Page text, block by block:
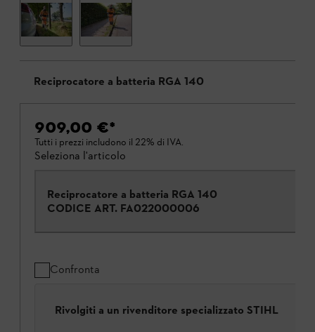
Reciprocatore a batteria RGA 140
909,00 €*
Tutti i prezzi includono il 22% di IVA.
Seleziona l'articolo
Reciprocatore a batteria RGA 140
CODICE ART. FA022000006
Confronta
Rivolgiti a un rivenditore specializzato STIHL